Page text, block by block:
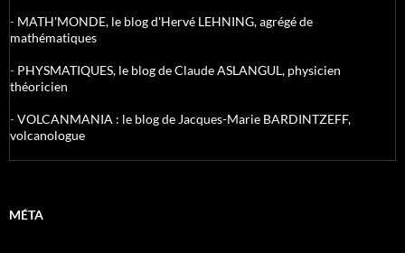
- MATH'MONDE, le blog d'Hervé LEHNING, agrégé de
mathématiques
- PHYSMATIQUES, le blog de Claude ASLANGUL, physicien
théoricien
-VOLCANMANIA : le blog de Jacques-Marie BARDINTZEFF,
volcanologue
MÉTA